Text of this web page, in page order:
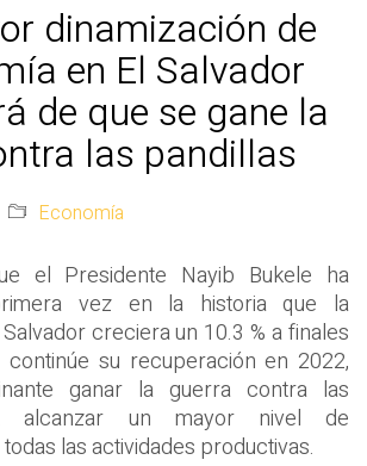
dinamización de
en El Salvador
de que se gane la
las pandillas
Economía
el Presidente Nayib Bukele ha
vez en la historia que la
creciera un 10.3 % a finales
su recuperación en 2022,
ganar la guerra contra las
alcanzar un mayor nivel de
las actividades productivas.